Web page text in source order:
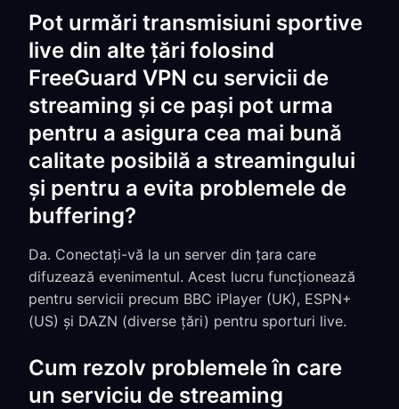
Pot urmări transmisiuni sportive
live din alte țări folosind
FreeGuard VPN cu servicii de
streaming și ce pași pot urma
pentru a asigura cea mai bună
calitate posibilă a streamingului
și pentru a evita problemele de
buffering?
Da. Conectați-vă la un server din țara care
difuzează evenimentul. Acest lucru funcționează
pentru servicii precum BBC iPlayer (UK), ESPN+
(US) și DAZN (diverse țări) pentru sporturi live.
Cum rezolv problemele în care
un serviciu de streaming